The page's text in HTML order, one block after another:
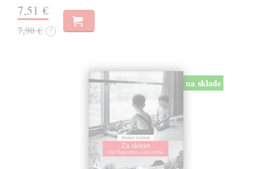
7,51 €
7,90 € ?
na sklade